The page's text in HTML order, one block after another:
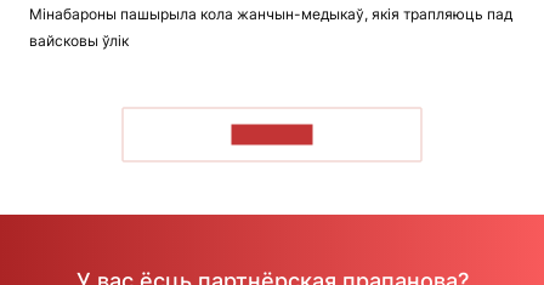
Мінабароны пашырыла кола жанчын-медыкаў, якія трапляюць пад
вайсковы ўлік